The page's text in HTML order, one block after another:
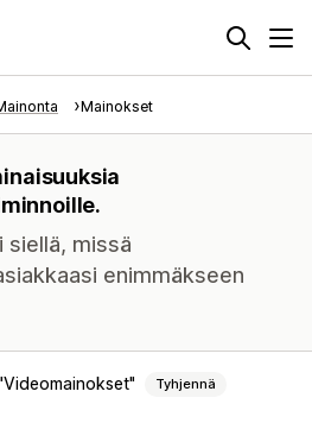
Mainokset
missä
enimmäkseen
Videomainokset Tyhjennä